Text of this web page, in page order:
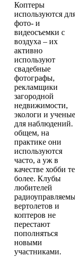
Коптеры
используются
фото- и
видеосъемки с
воздуха – их
активно
используют
свадебные
фотографы,
рекламщики
загородной
недвижимости,
экологи и ученые
для
общем, на
практике они
используются
часто, а уж в
качестве хобби
более. Клубы
любителей
вертолетов и
коптеров не
перестают
пополняться
новыми
участниками.